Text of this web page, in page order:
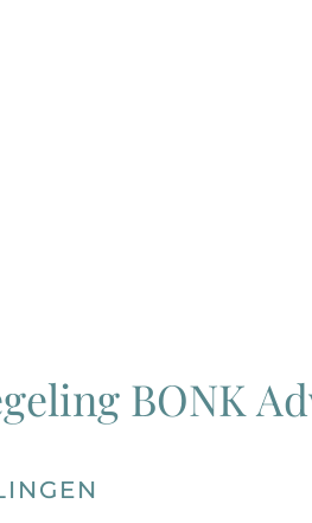
BONK